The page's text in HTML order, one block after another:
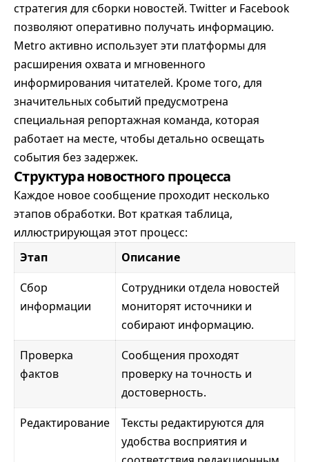
стратегия для сборки новостей. Twitter и Facebook
позволяют оперативно получать информацию.
Metro активно использует эти платформы для
расширения охвата и мгновенного
информирования читателей. Кроме того, для
значительных событий предусмотрена
специальная репортажная команда, которая
работает на месте, чтобы детально освещать
события без задержек.
Структура новостного процесса
Каждое новое сообщение проходит несколько
этапов обработки. Вот краткая таблица,
иллюстрирующая этот процесс:
Этап
Описание
Сбор
информации
Сотрудники отдела новостей
мониторят источники и
собирают информацию.
Проверка
фактов
Сообщения проходят
проверку на точность и
достоверность.
Редактирование
Тексты редактируются для
удобства восприятия и